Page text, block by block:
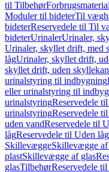
til Tilbehør
Moduler til bideterTil
bideterReservedele til Til
bideterUrinalerUrinaler,
Urinaler, skyllet drift, med
lågUrinaler, skyllet drift,
skyllet drift, uden
urinalstyring til indbygning
eller urinalstyring til
urinalstyringReservedele
urinalstyringReservedele
uden vandReservedele til
lågReservedele til Uden låg
SkillevæggeSkillevægge af
plastSkillevægge af glas
glasTilbehørReservedele